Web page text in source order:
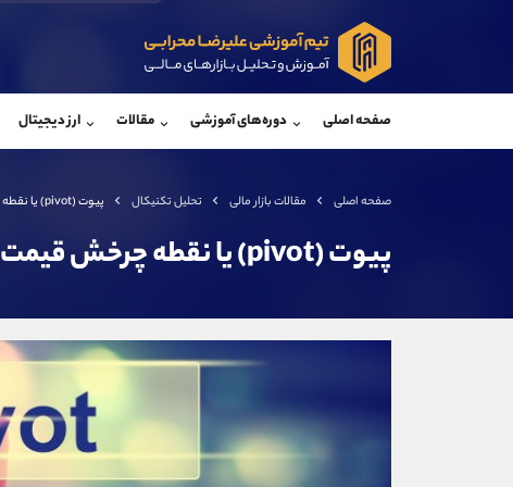
صفحه اصلی دوره‌های آموزشی مقالات ارز دیجیتال
صفحه اصلی مقالات بازار مالی تحلیل تکنیکال پیوت (pivot) یا نقطه چرخش قیمت چیست؟
پیوت (pivot) یا نقطه چرخش قیمت چیست؟
@Armteam_admin_33
تلفن